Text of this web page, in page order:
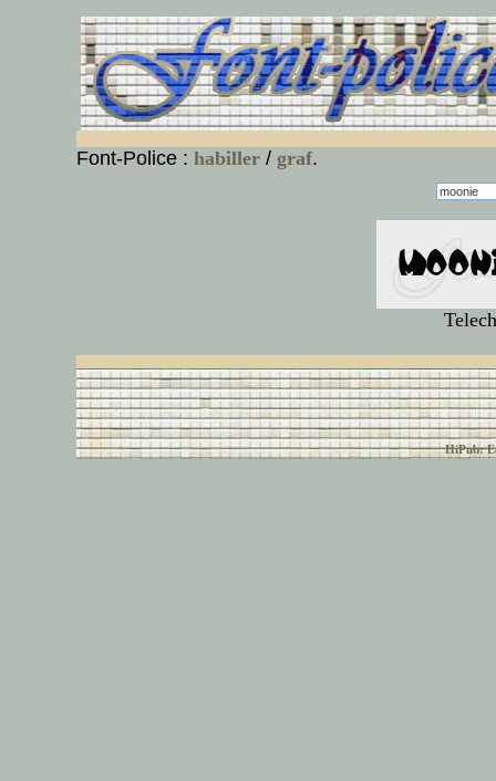
Font-Police : habiller/ graf.
HiPub: